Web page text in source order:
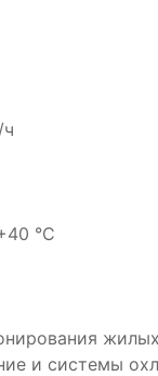
°C
и системы